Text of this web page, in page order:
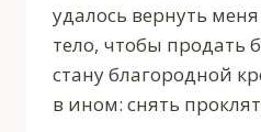
удалось вернуть
тело, чтобы продать
стану благородной
в ином: снять